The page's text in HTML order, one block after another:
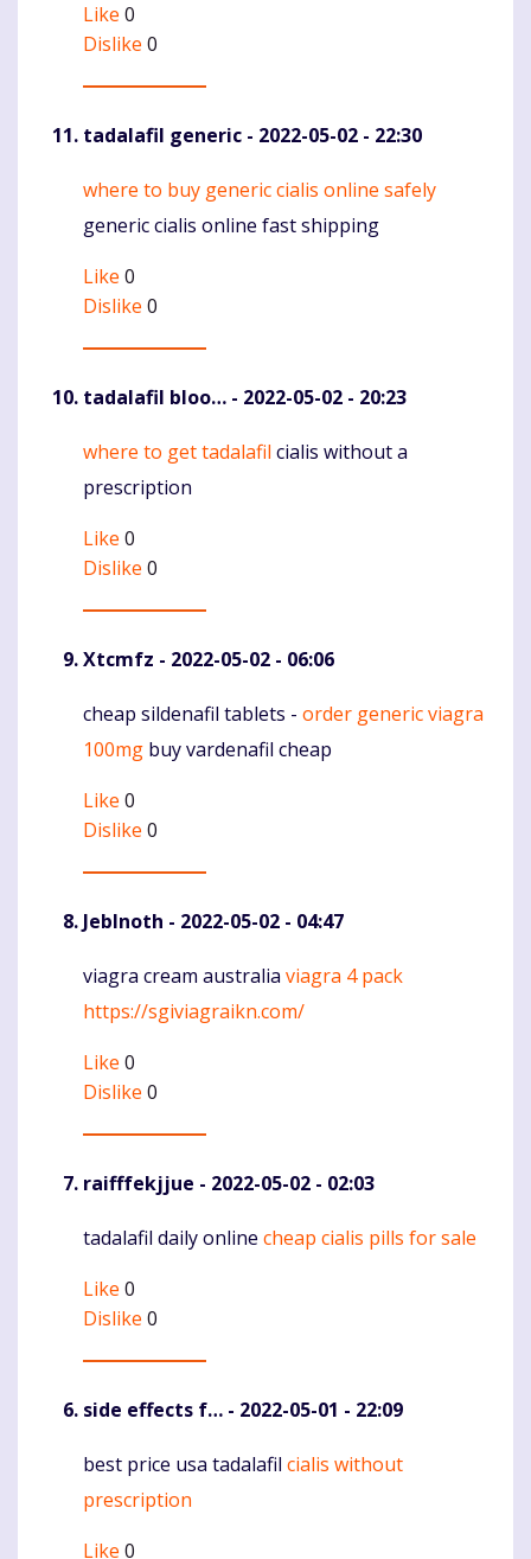
Like 0
Dislike 0
tadalafil generic - 2022-05-02 - 22:30
Komentaras
where to buy generic cialis online safely
generic cialis online fast shipping
Like 0
Dislike 0
tadalafil bloo… - 2022-05-02 - 20:23
Komentaras
where to get tadalafil cialis without a
prescription
Like 0
Dislike 0
Xtcmfz - 2022-05-02 - 06:06
Komentaras
cheap sildenafil tablets - order generic viagra
100mg buy vardenafil cheap
Like 0
Dislike 0
JebInoth - 2022-05-02 - 04:47
Komentaras
viagra cream australia viagra 4 pack
https://sgiviagraikn.com/
Like 0
Dislike 0
raifffekjjue - 2022-05-02 - 02:03
Komentaras
tadalafil daily online cheap cialis pills for sale
Like 0
Dislike 0
side effects f… - 2022-05-01 - 22:09
Komentaras
best price usa tadalafil cialis without
prescription
Like 0